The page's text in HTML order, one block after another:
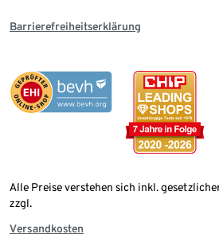
Barrierefreiheitserklärung
Alle Preise verstehen sich inkl.
zzgl.
Versandkosten